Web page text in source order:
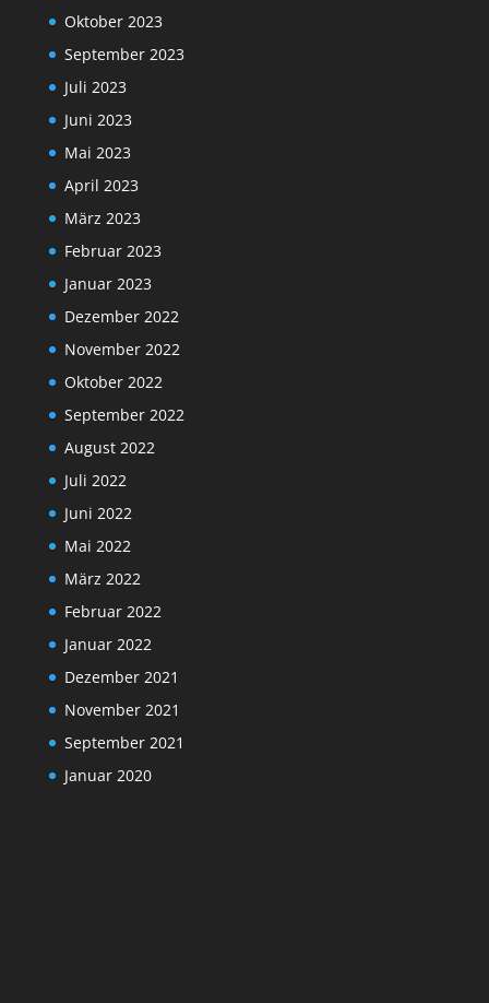
Oktober 2023
September 2023
Juli 2023
Juni 2023
Mai 2023
April 2023
März 2023
Februar 2023
Januar 2023
Dezember 2022
November 2022
Oktober 2022
September 2022
August 2022
Juli 2022
Juni 2022
Mai 2022
März 2022
Februar 2022
Januar 2022
Dezember 2021
November 2021
September 2021
Januar 2020